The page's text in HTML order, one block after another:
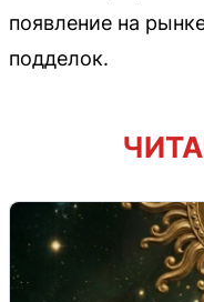
появление на
подделок.